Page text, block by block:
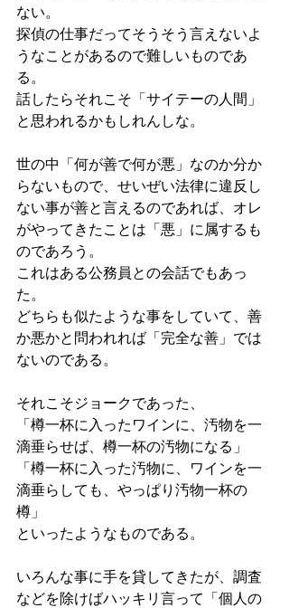
ない。
探偵の仕事だってそうそう言えないよ
うなことがあるので難しいものであ
る。
話したらそれこそ「サイテーの人間」
と思われるかもしれんしな。
世の中「何が善で何が悪」なのか分か
らないもので、せいぜい法律に違反し
ない事が善と言えるのであれば、オレ
がやってきたことは「悪」に属するも
のであろう。
これはある公務員との会話でもあっ
た。
どちらも似たような事をしていて、善
か悪かと問われれば「完全な善」では
ないのである。
それこそジョークであった、
「樽一杯に入ったワインに、汚物を一
滴垂らせば、樽一杯の汚物になる」
「樽一杯に入った汚物に、ワインを一
滴垂らしても、やっぱり汚物一杯の
樽」
といったようなものである。
いろんな事に手を貸してきたが、調査
などを除けばハッキリ言って「個人の